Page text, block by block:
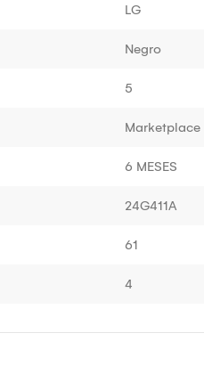
LG
Negro
5
Marketplace
6 MESES
24G411A
61
4